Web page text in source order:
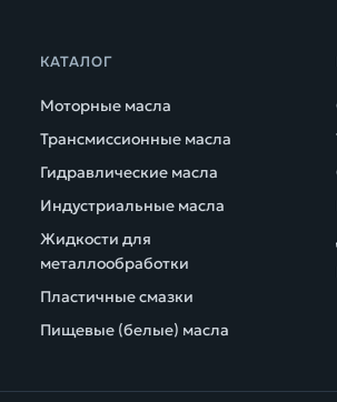
КАТАЛОГ
Моторные масла
Трансмиссионные масла
Гидравлические масла
Индустриальные масла
Жидкости для
металлообработки
Пластичные смазки
Пищевые (белые) масла